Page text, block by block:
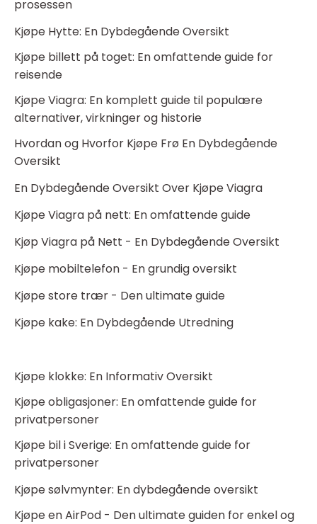
prosessen
Kjøpe Hytte: En Dybdegående Oversikt
Kjøpe billett på toget: En omfattende guide for
reisende
Kjøpe Viagra: En komplett guide til populære
alternativer, virkninger og historie
Hvordan og Hvorfor Kjøpe Frø En Dybdegående
Oversikt
En Dybdegående Oversikt Over Kjøpe Viagra
Kjøpe Viagra på nett: En omfattende guide
Kjøp Viagra på Nett - En Dybdegående Oversikt
Kjøpe mobiltelefon - En grundig oversikt
Kjøpe store trær - Den ultimate guide
Kjøpe kake: En Dybdegående Utredning
Kjøpe klokke: En Informativ Oversikt
Kjøpe obligasjoner: En omfattende guide for
privatpersoner
Kjøpe bil i Sverige: En omfattende guide for
privatpersoner
Kjøpe sølvmynter: En dybdegående oversikt
Kjøpe en AirPod - Den ultimate guiden for enkel og